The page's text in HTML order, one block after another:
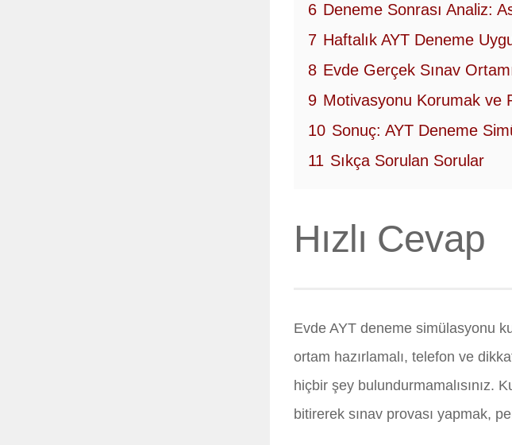
6 Deneme Sonrası Analiz:
7 Haftalık AYT Deneme
8 Evde Gerçek Sınav
9 Motivasyonu Korumak ve
10 Sonuç: AYT Deneme
11 Sıkça Sorulan Sorular
Hızlı Cevap
Evde AYT deneme simülasyonu
ortam hazırlamalı, telefon ve
hiçbir şey bulundurmamalısınız.
bitirerek sınav provası yapmak,